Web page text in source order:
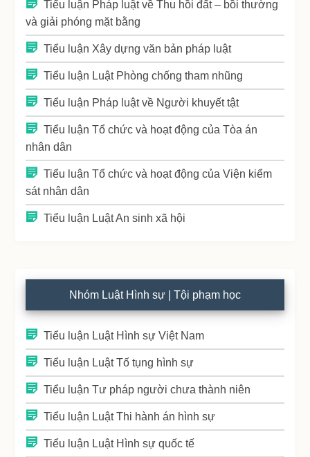
Tiểu luận Pháp luật về Thu hồi đất – bồi thường
và giải phóng mặt bằng
Tiểu luận Xây dựng văn bản pháp luật
Tiểu luận Luật Phòng chống tham nhũng
Tiểu luận Pháp luật về Người khuyết tật
Tiểu luận Tổ chức và hoạt động của Tòa án
nhân dân
Tiểu luận Tổ chức và hoạt động của Viện kiểm
sát nhân dân
Tiểu luận Luật An sinh xã hội
Nhóm Luật Hình sự | Tội phạm học
Tiểu luận Luật Hình sự Việt Nam
Tiểu luận Luật Tố tụng hình sự
Tiểu luận Tư pháp người chưa thành niên
Tiểu luận Luật Thi hành án hình sự
Tiểu luận Luật Hình sự quốc tế